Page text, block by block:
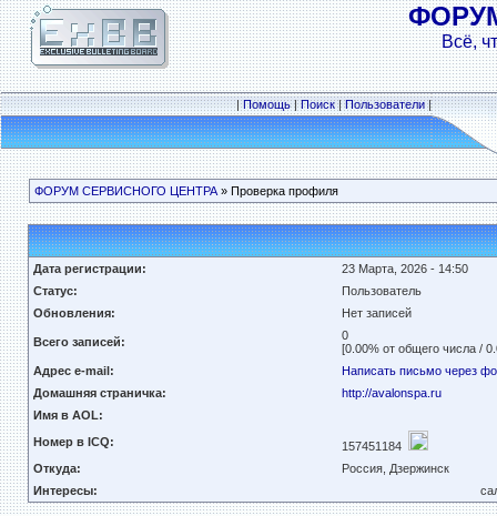
Всё,
|Помощь|Поиск|Пользователи|
ФОРУМ СЕРВИСНОГО ЦЕНТРА» Проверка профиля
Дата регистрации:
23 Марта, 2026 - 14:50
Статус:
Пользователь
Обновления:
Нет записей
Всего записей:
0
[0.00% от общего числа /
Адрес e-mail:
Написать письмо через
Домашняя страничка:
http://avalonspa.ru
Имя в AOL:
Номер в ICQ:
157451184
Откуда:
Россия, Дзержинск
Интересы: